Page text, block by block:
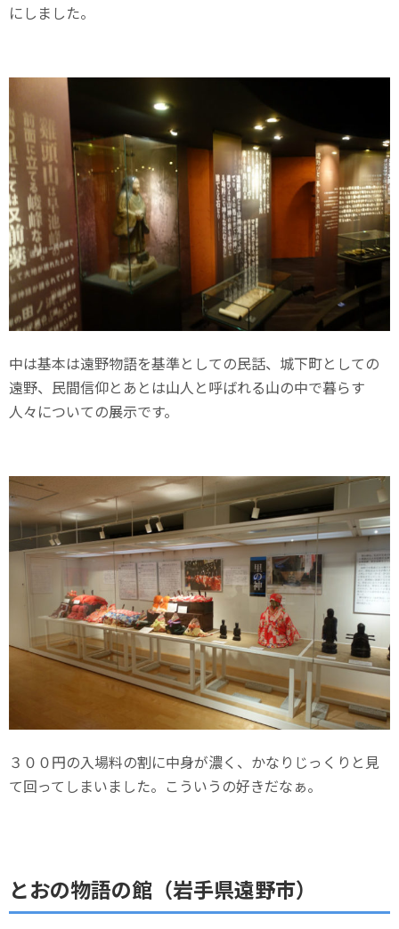
にしました。
中は基本は遠野物語を基準としての民話、城下町としての
遠野、民間信仰とあとは山人と呼ばれる山の中で暮らす
人々についての展示です。
３００円の入場料の割に中身が濃く、かなりじっくりと見
て回ってしまいました。こういうの好きだなぁ。
とおの物語の館（岩手県遠野市）